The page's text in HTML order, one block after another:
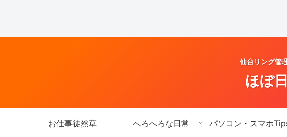
仙台リング管
ほぼ
お仕事徒然草 へろへろな日常 パソコン・スマホ